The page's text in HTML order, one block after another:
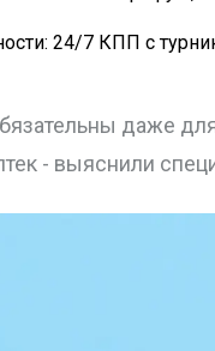
24/7 КПП с
даже
- выяснили